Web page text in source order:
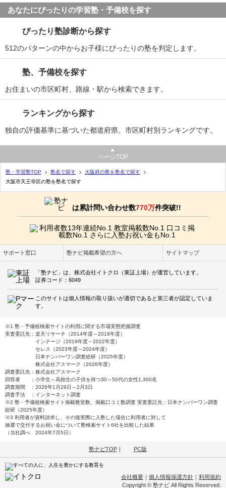
あなたにぴったりの学習塾・予備校を探す
ぴったり塾診断から探す
512のパターンの中からお子様にぴったりの塾を判定します。
塾、予備校を探す
お住まいの市区町村、路線・駅から検索できます。
ランキングから探す
独自の評価基準に基づいた都道府県、市区町村別ランキングです。
ページTOP
塾・学習塾TOP 塾名で探す
大阪府の塾を塾名で探す
大阪市天王寺区の塾を塾名で探す
は累計問い合わせ数770万件突破!!
サポート窓口 塾ナビ掲載希望の方へ サイトマップ
「塾ナビ」は、株式会社イトクロ（東証上場）が運営しています。
証券コード：6049
このサイトは個人情報の取り扱いが適切であると第三者が認定していま
す。
※1 塾・予備校検索サイトの利用に関する市場実態把握調査
実査委託先：楽天リサーチ（2014年度～2018年度）
インテージ（2019年度～2022年度）
セレス（2023年度～2024年度）
日本ナンバーワン調査総研（2025年度）
株式会社アスマーク（2026年度）
調査委託先：株式会社アスマーク
回答者 ：小学生～高校生の子供を持つ30～50代の女性1,300名
調査期間 ：2026年1月29日～2月3日
調査手法 ：インターネット調査
※2 塾・予備校検索サイト掲載教室数、掲載口コミ数調査 実査委託先：日本ナンバーワン調査
総研（2025年度）
※3 利用者が資料請求し、その後実際に入塾した場合に利用者に対して
抽選で交付するお祝い金について塾検索サイト6社を比較した結果
（当社調べ 2024年7月5日）
塾ナビTOP｜ PC版
会社概要 ｜ 個人情報保護方針 ｜ 利用規約
Copyright © 塾ナビ All Rights Reserved.